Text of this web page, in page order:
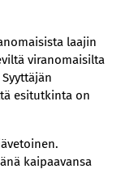
laajin
viranomaisilta
esitutkinta on
kaipaavansa